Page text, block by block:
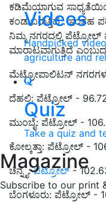
Videos
Handpicked
agriculture and
Quiz
Take a quiz and
Magazine
Subscribe to our print
ಕಡಿಮೆಯಾಗುವ
ಕಂಡುಬರುತ್ತಿದೆ . ಇಂತಹ
ನಿಮ್ಮ ನಗರದಲ್ಲಿ
ಮಾರಾಟವಾಗುತ್ತಿದೆ
ಮೆಟ್ರೋಪಾಲಿಟನ್
ದೆಹಲಿ: ಪೆಟ್ರೋಲ್ -
ಮುಂಬೈ: ಪೆಟ್ರೋಲ್ -
ಕೋಲ್ಕತ್ತಾ: ಪೆಟ್ರೋಲ್ -
ಚೆನ್ನೈ:ಪೆಟ್ರೋಲ್-
ಬೆಂಗಳೂರು: ಪೆಟ್ರೋಲ್ -